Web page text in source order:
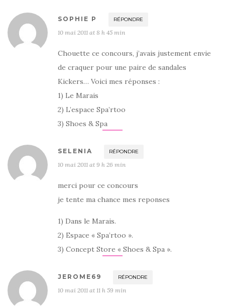
SOPHIE P RÉPONDRE
10 mai 2011 at 8 h 45 min
Chouette ce concours, j’avais justement envie
de craquer pour une paire de sandales
Kickers… Voici mes réponses :
1) Le Marais
2) L’espace Spa’rtoo
3) Shoes & Spa
SELENIA RÉPONDRE
10 mai 2011 at 9 h 26 min
merci pour ce concours
je tente ma chance mes reponses
1) Dans le Marais.
2) Espace « Spa’rtoo ».
3) Concept Store « Shoes & Spa ».
JEROME69 RÉPONDRE
10 mai 2011 at 11 h 59 min